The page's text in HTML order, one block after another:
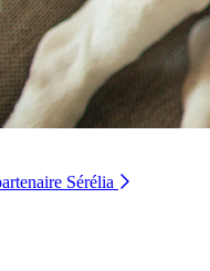
Sérélia